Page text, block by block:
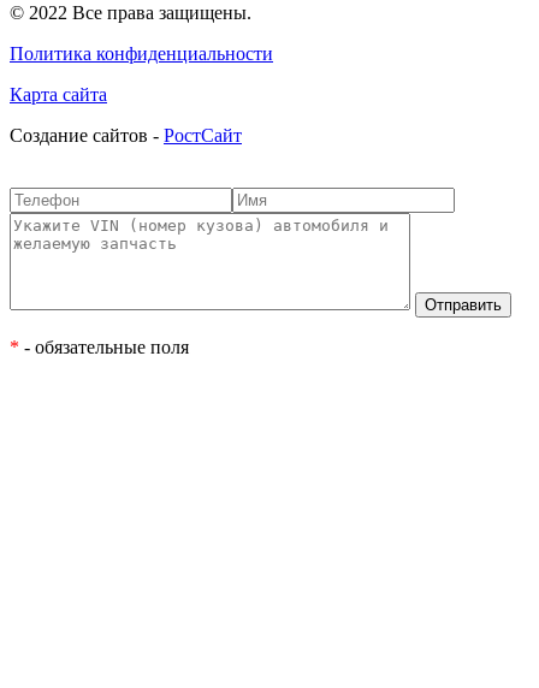
© 2022 Все права защищены.
Политика конфиденциальности
Карта сайта
Cоздание сайтов - РостСайт
* - обязательные поля